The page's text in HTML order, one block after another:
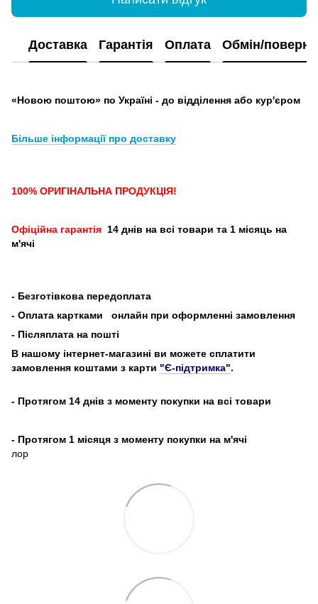
Доставка Гарантія Оплата Обмін/
«Новою поштою» по Україні - до відділення або кур'єром
Більше інформації про доставку
100% ОРИГІНАЛЬНА ПРОДУКЦІЯ!
Офіційна гарантія 14 днів на всі товари та 1 місяць на
м'ячі
- Безготівкова передоплата
- Оплата картками
онлайн при оформленні замовлення
- Післяплата на пошті
В нашому інтернет-магазині ви можете сплатити
замовлення коштами з карти "Є-підтримка".
- Протягом 14 днів з моменту покупки на всі товари
- Протягом 1 місяця з моменту покупки на м'ячі
лор